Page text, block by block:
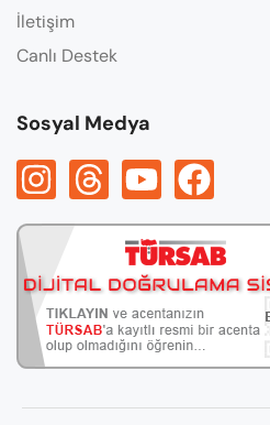
İletişim
Canlı Destek
Sosyal Medya